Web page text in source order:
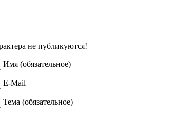
не публикуются!
Имя (обязательное)
E-Mail
Тема (обязательное)